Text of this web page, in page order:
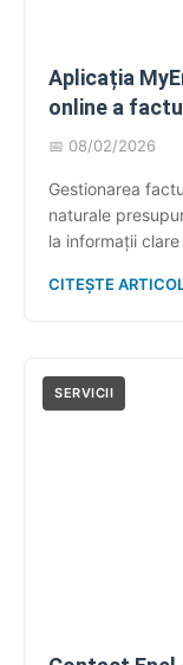
Aplicația
online a
📅 08/02/2026
Gestionarea
naturale
la informații
puse la
CITEȘTE
SERVICII